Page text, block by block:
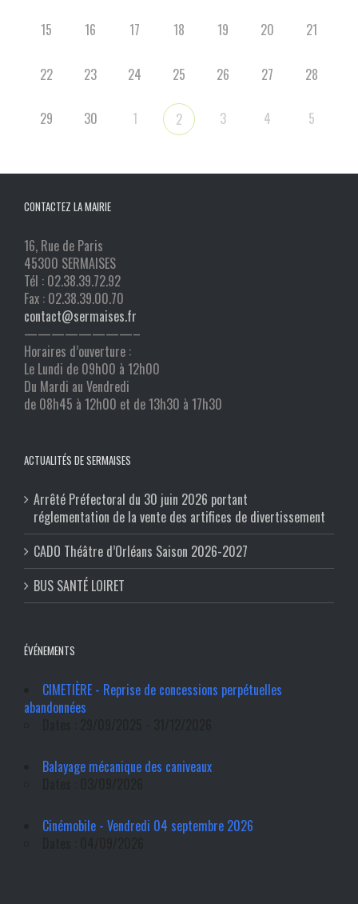
15 16 17 18 19 20 21
22 23 24 25 26 27 28
29 30 1 2 3 4 5
CONTACTEZ LA MAIRIE
16, Rue de Paris
45300 SERMAISES
Tél : 02.38.39.72.92
Fax : 02.38.39.00.70
contact@sermaises.fr
————————–
Horaires d’ouverture :
Le Lundi de 09h00 à 12h00
Du Mardi au Vendredi
de 08h45 à 12h00 et de 13h30 à 17h30
ACTUALITÉS DE SERMAISES
Arrêté Préfectoral du 30 juin 2026 portant
réglementation de la vente des artifices de divertissement
CADO Théâtre d’Orléans Saison 2026-2027
BUS SANTÉ LOIRET
ÉVÉNEMENTS
CIMETIÈRE - Reprise de concessions perpétuelles
abandonnées
Balayage mécanique des caniveaux
Cinémobile - Vendredi 04 septembre 2026